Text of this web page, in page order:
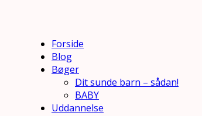
Forside
Blog
Bøger
Dit sunde barn – sådan!
BABY
Uddannelse